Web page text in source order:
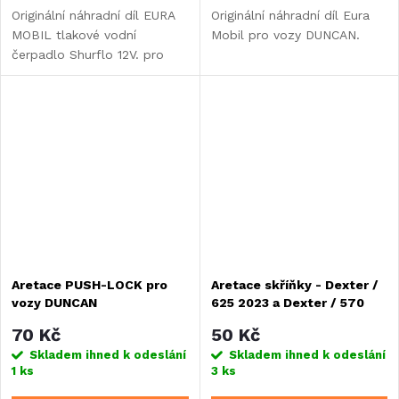
Originální náhradní díl EURA
MOBIL tlakové vodní
čerpadlo Shurflo 12V. pro
vozy Dexter 570 /
Originální náhradní díl Eura
Mobil pro vozy DUNCAN.
Aretace PUSH-LOCK pro
vozy DUNCAN
70 Kč
Skladem ihned k odeslání
1 ks
Aretace skříňky - Dexter /
625 2023 a Dexter / 570
50 Kč
Skladem ihned k odeslání
3 ks